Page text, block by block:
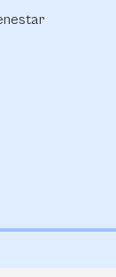
Campus Life